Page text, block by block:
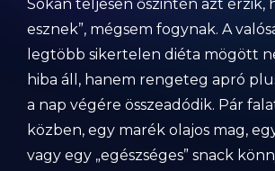
Sokan teljesen őszintén azt érzik,
esznek”, mégsem fogynak. A
legtöbb sikertelen diéta mögött
hiba áll, hanem rengeteg apró
a nap végére összeadódik. Pár
közben, egy marék olajos mag,
vagy egy „egészséges” snack